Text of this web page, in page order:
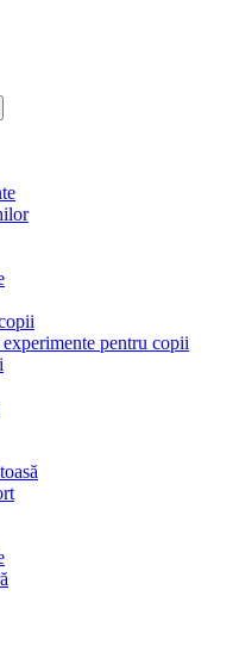
pentru copii